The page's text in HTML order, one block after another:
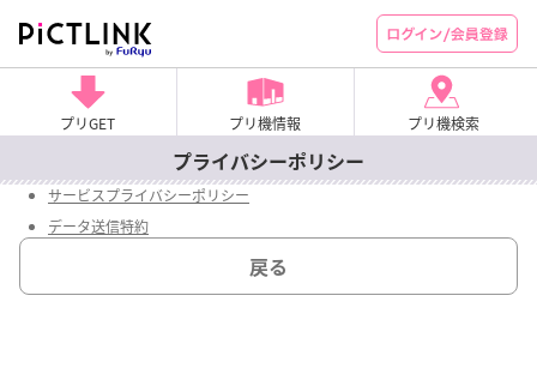
プリGET プリ機情報 プリ機検索
プライバシーポリシー
サービスプライバシーポリシー
データ送信特約
戻る